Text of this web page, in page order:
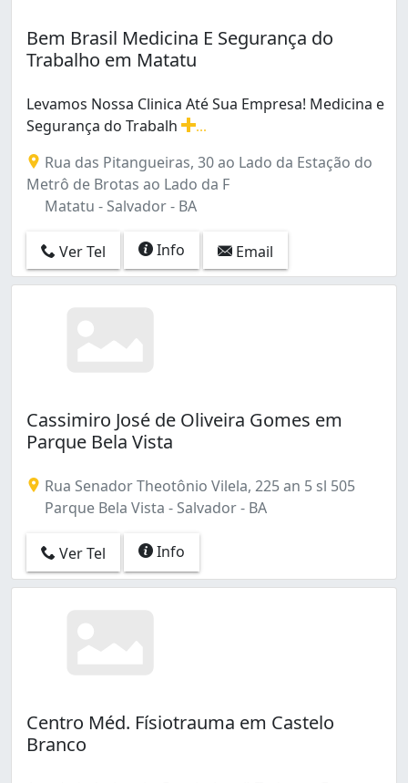
Bem Brasil Medicina E Segurança do
Trabalho em Matatu
Levamos Nossa Clinica Até Sua Empresa! Medicina e
Segurança do Trabalh
Rua das Pitangueiras, 30 ao Lado da Estação do
Metrô de Brotas ao Lado da F
Matatu - Salvador - BA
Ver Tel Info Email
Cassimiro José de Oliveira Gomes em
Parque Bela Vista
Rua Senador Theotônio Vilela, 225 an 5 sl 505
Parque Bela Vista - Salvador - BA
Ver Tel Info
Centro Méd. Físiotrauma em Castelo
Branco